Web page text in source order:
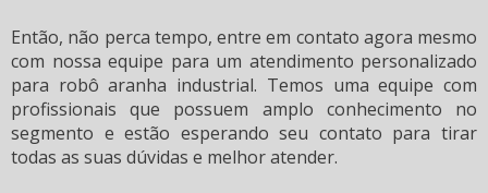
Então, não perca tempo, entre em contato agora mesmo
com nossa equipe para um atendimento personalizado
para robô aranha industrial. Temos uma equipe com
profissionais que possuem amplo conhecimento no
segmento e estão esperando seu contato para tirar
todas as suas dúvidas e melhor atender.